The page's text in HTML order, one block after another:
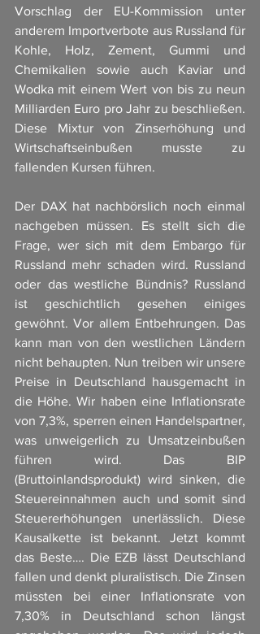
Vorschlag der EU-Kommission unter
anderem Importverbote aus Russland für
Kohle, Holz, Zement, Gummi und
Chemikalien sowie auch Kaviar und
Wodka mit einem Wert von bis zu neun
Milliarden Euro pro Jahr zu beschließen.
Diese Mixtur von Zinserhöhung und
Wirtschaftseinbußen musste zu
fallenden Kursen führen.
Der DAX hat nachbörslich noch einmal
nachgeben müssen. Es stellt sich die
Frage, wer sich mit dem Embargo für
Russland mehr schaden wird. Russland
oder das westliche Bündnis? Russland
ist geschichtlich gesehen einiges
gewöhnt. Vor allem Entbehrungen. Das
kann man von den westlichen Ländern
nicht behaupten. Nun treiben wir unsere
Preise in Deutschland hausgemacht in
die Höhe. Wir haben eine Inflationsrate
von 7,3%, sperren einen Handelspartner,
was unweigerlich zu Umsatzeinbußen
führen wird. Das BIP
(Bruttoinlandsprodukt) wird sinken, die
Steuereinnahmen auch und somit sind
Steuererhöhungen unerlässlich. Diese
Kausalkette ist bekannt. Jetzt kommt
das Beste…. Die EZB lässt Deutschland
fallen und denkt pluralistisch. Die Zinsen
müssten bei einer Inflationsrate von
7,30% in Deutschland schon längst